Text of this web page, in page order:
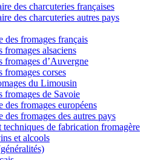
des charcuteries françaises
des charcuteries autres pays
des fromages français
fromages alsaciens
fromages d’Auvergne
fromages corses
du Limousin
fromages de Savoie
des fromages européens
des fromages des autres pays
techniques de fabrication fromagère
et alcools